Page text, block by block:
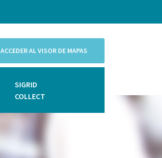
ACCEDER AL VISOR DE MAPAS
SIGRID
COLLECT